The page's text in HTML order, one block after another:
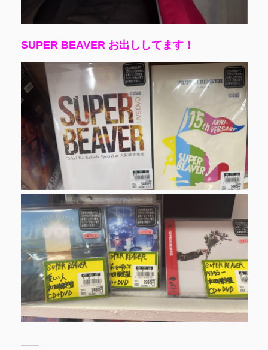
SUPER BEAVER お出ししてます！